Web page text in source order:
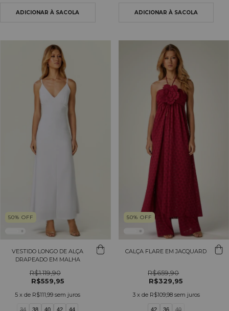
50% OFF
VESTIDO LONGO DE ALÇA
DRAPEADO EM MALHA
R$1.119,90
R$559,95
5 x de R$111,99 sem juros
34 38 40 42 44
50% OFF
CALÇA FLARE EM JACQUARD
R$659,90
R$329,95
3 x de R$109,98 sem juros
42 36 40